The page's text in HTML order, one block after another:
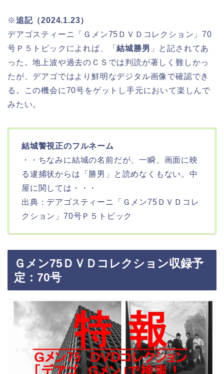
※追記（2024.1.23）
デアゴスティーニ「Ｇメン75ＤＶＤコレクション」70
号Ｐ５トピックによれば、「結城勝男 」と記されてあ
った。地上波や過去のＣＳでは判読が著しく難しかっ
たが、デアゴではより鮮明なデジタル画像で確認でき
る。この機会に70号をゲットし手元において楽しんで
みたい。
結城警視正のフルネーム
・・ちなみに結城の名前だが、一瞬、画面に映
る逮捕状からは「勝男」と読めなくもない。中
屋に関しては・・・
出典：デアゴスティーニ「Ｇメン75ＤＶＤコレ
クション」70号Ｐ５トピック
Ｇメン75ＤＶＤコレクション収録予
定：70号